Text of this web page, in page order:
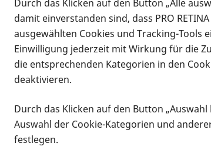
Infomaterial
Infomaterial
Durch das Klicken auf den Button „Alle
damit einverstanden sind, dass PRO
ausgewählten Cookies und Tracking-Tools
Einwilligung jederzeit mit Wirkung für die
die entsprechenden Kategorien in den
deaktivieren.
Durch das Klicken auf den Button
Auswahl der Cookie-Kategorien und
festlegen.